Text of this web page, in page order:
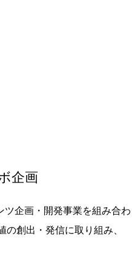
企画
ツ企画・開発事業を組み合わ
創出・発信に取り組み、